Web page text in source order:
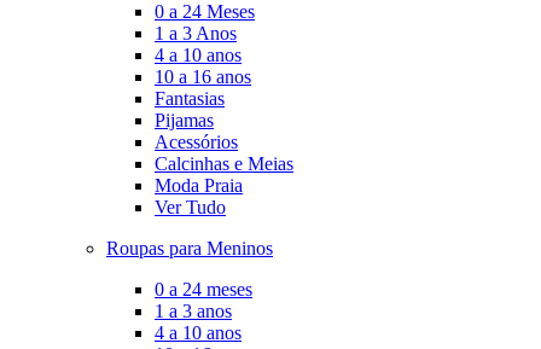
0 a 24 Meses
1 a 3 Anos
4 a 10 anos
10 a 16 anos
Fantasias
Pijamas
Acessórios
Calcinhas e Meias
Moda Praia
Ver Tudo
Roupas para Meninos
0 a 24 meses
1 a 3 anos
4 a 10 anos